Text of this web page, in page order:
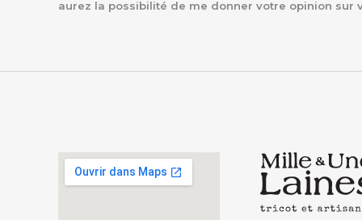
aurez la possibilité de me donner votre opinion sur